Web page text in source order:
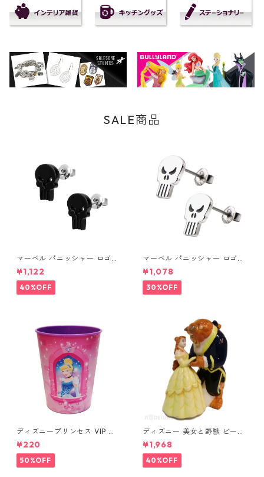
SALE商品
マーベル パニッシャー ロゴス
タッドピアス ブラック MARV
EL
¥1,122
40%OFF
マーベル パニッシャー ロゴス
タッドピアス シルバー MARV
EL
¥1,078
30%OFF
ディズニープリンセス VIP パ
ーティーカップ コップ DISNE
Y
¥220
50%OFF
ディズニー 美女と野獣 ビース
ト&ベル ソルト&ペッパー DIS
NEY
¥1,968
40%OFF